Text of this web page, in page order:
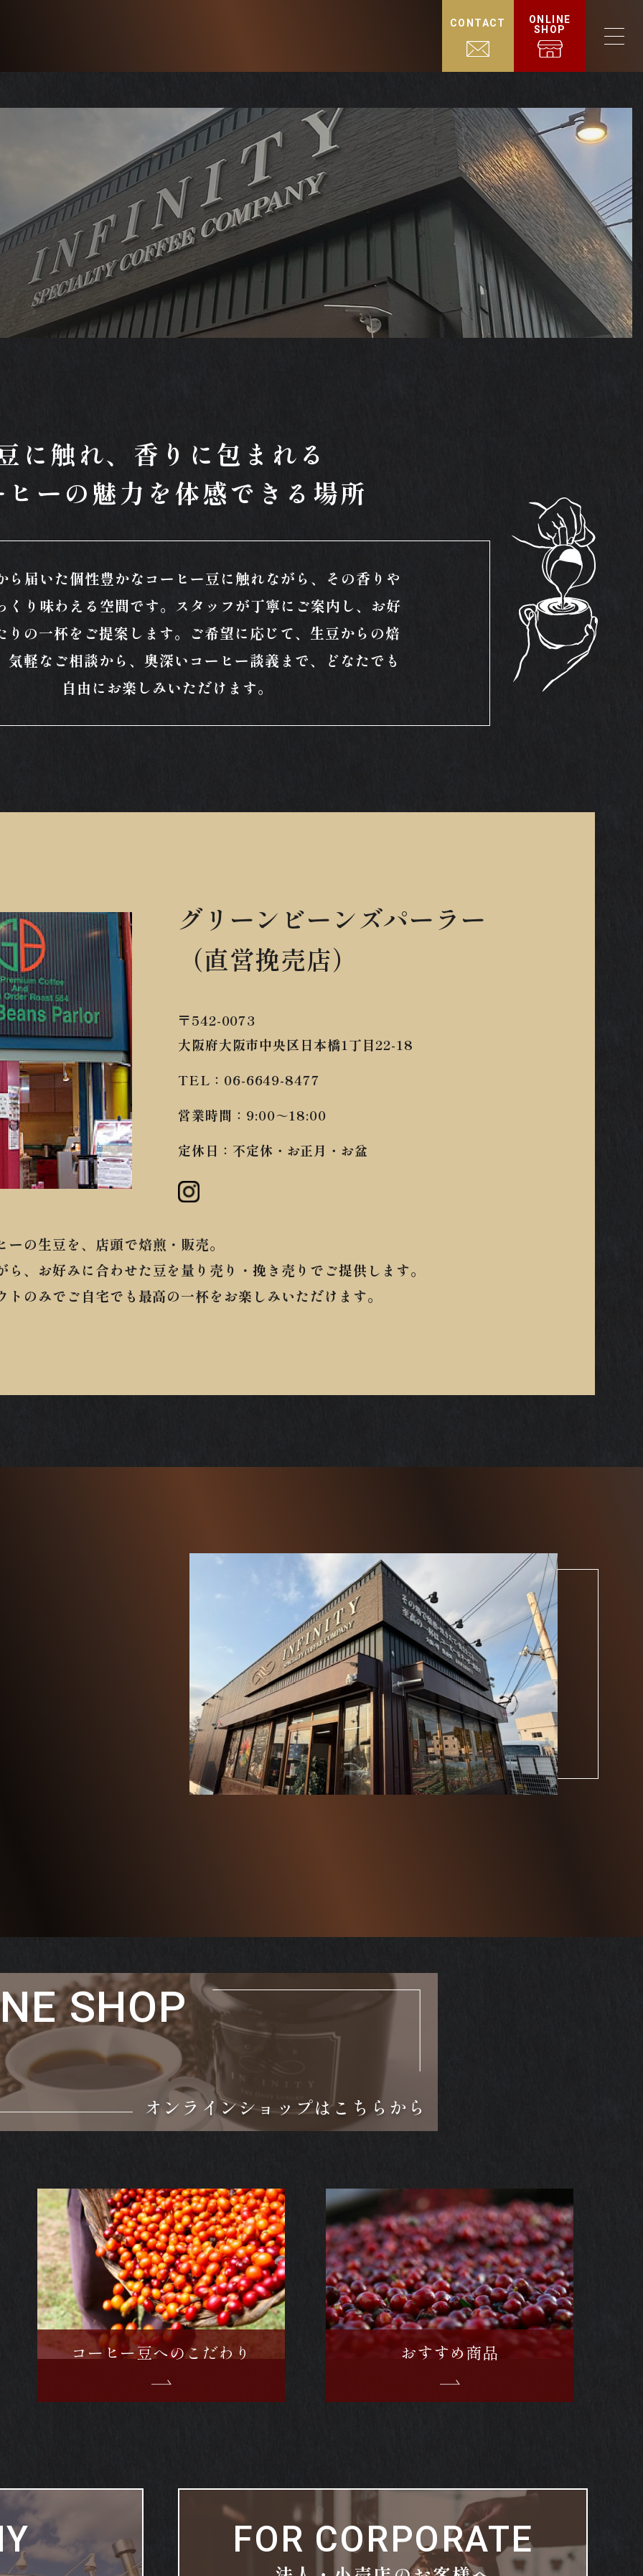
CONTACT ONLINE
SHOP
に触れ、香りに包まれる
ヒーの魅力を体感できる場所
ら届いた個性豊かなコーヒー豆に触れながら、その香りや
くり味わえる空間です。スタッフが丁寧にご案内し、お好
りの一杯をご提案します。ご希望に応じて、生豆からの焙
気軽なご相談から、奥深いコーヒー談義まで、どなたでも
自由にお楽しみいただけます。
グリーンビーンズパーラー
（直営挽売店）
〒542-0073
大阪府大阪市中央区日本橋1丁目22-18
TEL： 06-6649-8477
営業時間： 9:00～18:00
定休日： 不定休・お正月・お盆
の生豆を、店頭で焙煎・販売。
、お好みに合わせた豆を量り売り・挽き売りでご提供します。
のみでご自宅でも最高の一杯をお楽しみいただけます。
SHOP
オンラインショップはこちらから
コーヒー豆へのこだわり おすすめ商品
FOR CORPORATE